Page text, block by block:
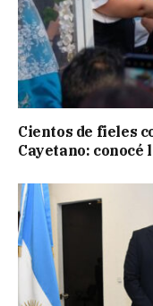
Cientos de fieles
Cayetano: conocé